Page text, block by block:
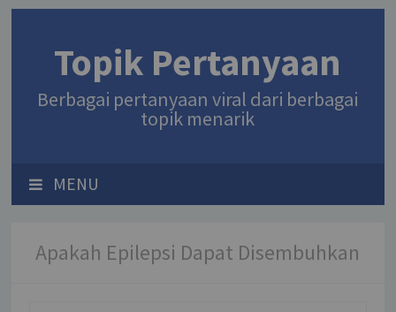
Topik Pertanyaan
Berbagai pertanyaan viral dari berbagai
topik menarik
MENU
Apakah Epilepsi Dapat Disembuhkan